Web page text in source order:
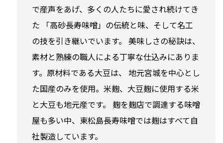
で産声をあげ、多くの人たちに愛され続けてき
た 「高砂長寿味噌」の伝統と味、そして名工
の技を引き継いでいます。 美味しさの秘訣は、
素材と熟練の職人による丁寧な仕込みにありま
す。原材料である大豆は、 地元宮城を中心とし
た国産のみを使用。米麹、大豆麹に使用する米
と大豆も地元産です。 麹を麹店で調達する味噌
屋も多い中、東松島長寿味噌では麹はすべて自
社製造しています。